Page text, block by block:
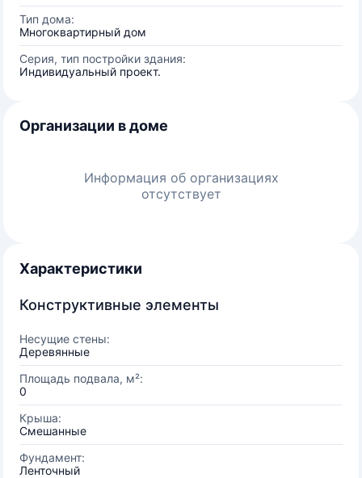
Тип дома:
Многоквартирный дом
Серия, тип постройки здания:
Индивидуальный проект.
Организации в доме
Информация об организациях
отсутствует
Характеристики
Конструктивные элементы
Несущие стены:
Деревянные
Площадь подвала, м²:
0
Крыша:
Смешанные
Фундамент:
Ленточный